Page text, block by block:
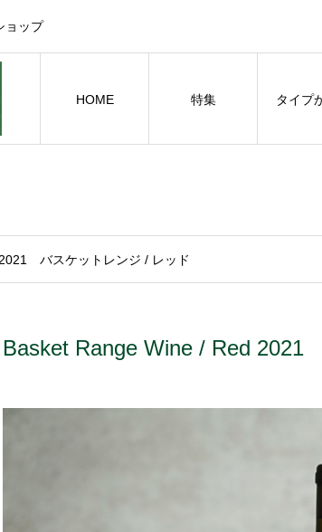
ョップ
HOME 特集 タイプ
バスケットレンジ / レッド
Basket Range Wine / Red